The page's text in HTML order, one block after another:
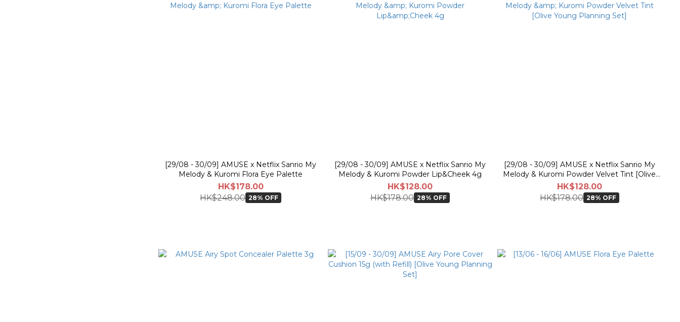
[29/08 - 30/09] AMUSE x Netflix Sanrio My
Melody & Kuromi Flora Eye Palette
HK$178.00
HK$248.00 28% OFF
[29/08 - 30/09] AMUSE x Netflix Sanrio My
Melody & Kuromi Powder Lip&Cheek 4g
HK$128.00
HK$178.00 28% OFF
[29/08 - 30/09] AMUSE x Netflix Sanrio My
Melody & Kuromi Powder Velvet Tint [Olive
Young Planning Set]
HK$128.00
HK$178.00 28% OFF